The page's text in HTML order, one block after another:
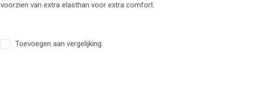
voorzien van extra elasthan voor extra comfort.
Toevoegen aan vergelijking